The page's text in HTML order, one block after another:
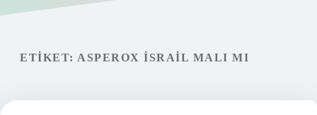
Gizlilik Politikası
ETIKET: ASPEROX İSRAIL MALI MI